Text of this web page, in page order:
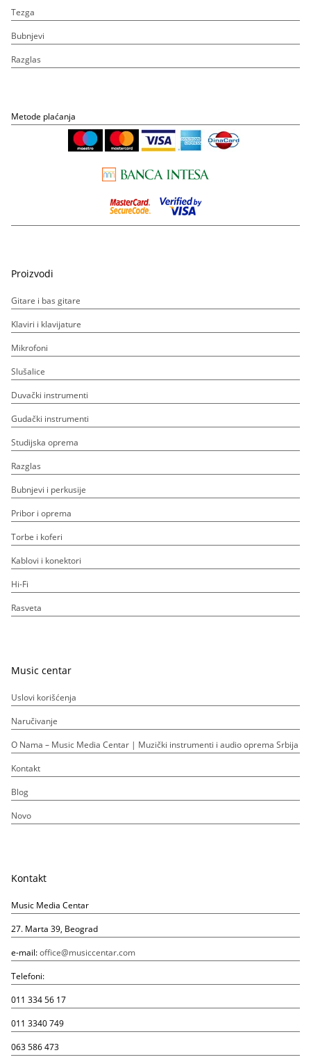
Tezga
Bubnjevi
Razglas
Metode plaćanja
Proizvodi
Gitare i bas gitare
Klaviri i klavijature
Mikrofoni
Slušalice
Duvački instrumenti
Gudački instrumenti
Studijska oprema
Razglas
Bubnjevi i perkusije
Pribor i oprema
Torbe i koferi
Kablovi i konektori
Hi-Fi
Rasveta
Music centar
Uslovi korišćenja
Naručivanje
O Nama – Music Media Centar | Muzički instrumenti i audio oprema Srbija
Kontakt
Blog
Novo
Kontakt
Music Media Centar
27. Marta 39, Beograd
e-mail:office@musiccentar.com
Telefoni:
011 334 56 17
011 3340 749
063 586 473